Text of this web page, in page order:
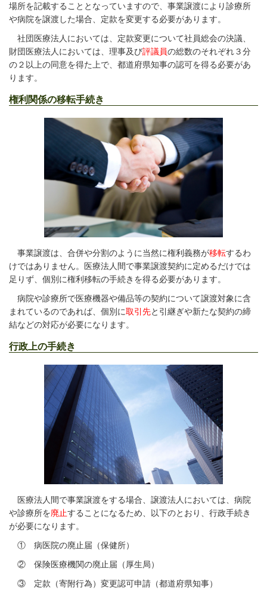
場所を記載することとなっていますので、事業譲渡により診療所
や病院を譲渡した場合、定款を変更する必要があります。
社団医療法人においては、定款変更について社員総会の決議、
財団医療法人においては、理事及び評議員の総数のそれぞれ３分
の２以上の同意を得た上で、都道府県知事の認可を得る必要があ
ります。
権利関係の移転手続き
事業譲渡は、合併や分割のように当然に権利義務が移転するわ
けではありません。医療法人間で事業譲渡契約に定めるだけでは
足りず、個別に権利移転の手続きを得る必要があります。
病院や診療所で医療機器や備品等の契約について譲渡対象に含
まれているのであれば、個別に取引先と引継ぎや新たな契約の締
結などの対応が必要になります。
行政上の手続き
医療法人間で事業譲渡をする場合、譲渡法人においては、病院
や診療所を廃止することになるため、以下のとおり、行政手続き
が必要になります。
① 病医院の廃止届（保健所）
② 保険医療機関の廃止届（厚生局）
③ 定款（寄附行為）変更認可申請（都道府県知事）